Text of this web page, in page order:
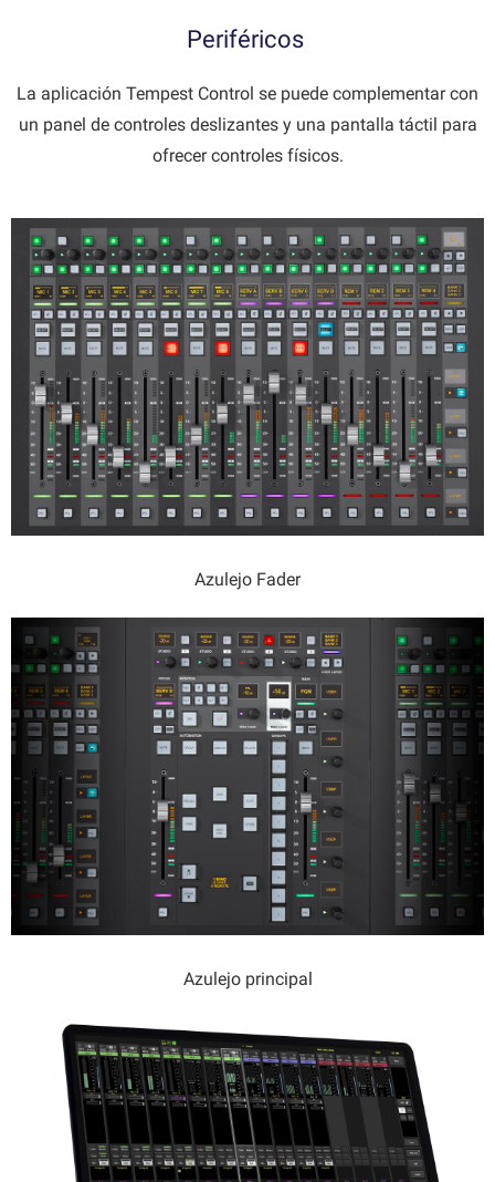
Periféricos
La aplicación Tempest Control se puede complementar con
un panel de controles deslizantes y una pantalla táctil para
ofrecer controles físicos.
Azulejo Fader
Azulejo principal